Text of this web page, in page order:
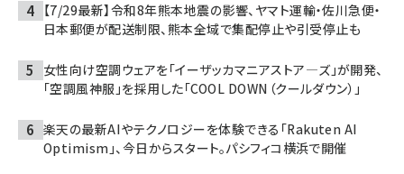
【7/29最新】令和8年熊本地震の影響、ヤマト運輸・佐川急便・
日本郵便が配送制限、熊本全域で集配停止や引受停止も
女性向け空調ウェアを「イーザッカマニアストア―ズ」が開発、
「空調風神服」を採用した「COOL DOWN（クールダウン）」
楽天の最新AIやテクノロジーを体験できる「Rakuten AI
Optimism」、今日からスタート。パシフィコ横浜で開催